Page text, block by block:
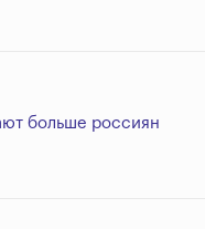
больше россиян